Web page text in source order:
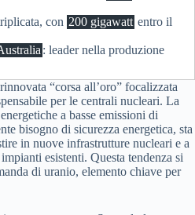
con 200 gigawatt entro il
: leader nella produzione
“corsa all’oro” focalizzata
per le centrali nucleari. La
a basse emissioni di
bisogno di sicurezza energetica, sta
in nuove infrastrutture nucleari e a
esistenti. Questa tendenza si
di uranio, elemento chiave per